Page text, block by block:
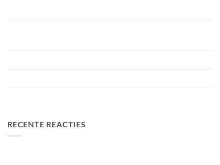
RECENTE REACTIES